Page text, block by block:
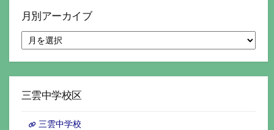
月別アーカイブ
別
ア
イ
三雲中学校区
三雲中学校